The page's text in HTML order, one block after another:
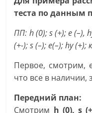
теста по данным
ПП: h (0); s (+); e (–),
(+-); s (–); е(–); hy (+);
Первое, смотрим,
что все в наличии,
Передний план:
Смотрим h (0), s